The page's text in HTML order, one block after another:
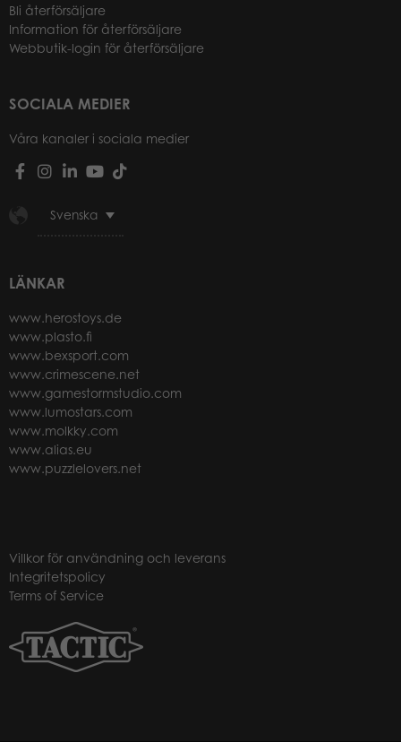
Bli återförsäljare
Information för återförsäljare
Webbutik-login för återförsäljare
SOCIALA MEDIER
Våra kanaler i sociala medier
Svenska
LÄNKAR
www.herostoys.de
www.plasto.fi
www.bexsport.com
www.crimescene.net
www.gamestormstudio.com
www.lumostars.com
www.molkky.com
www.alias.eu
www.puzzlelovers.net
Villkor för användning och leverans
Integritetspolicy
Terms of Service